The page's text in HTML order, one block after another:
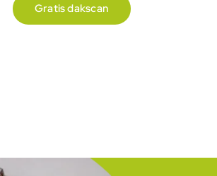
Gratis dakscan